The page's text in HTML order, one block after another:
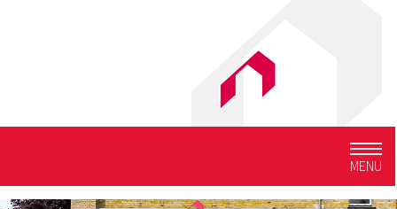
MENU